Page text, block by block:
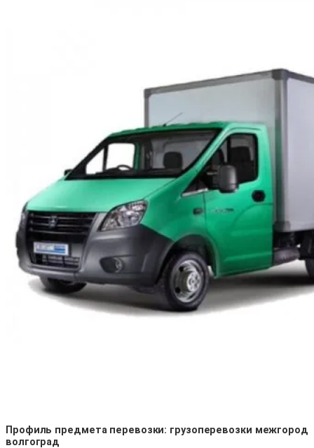
Профиль предмета перевозки: грузоперевозки межгород
волгоград